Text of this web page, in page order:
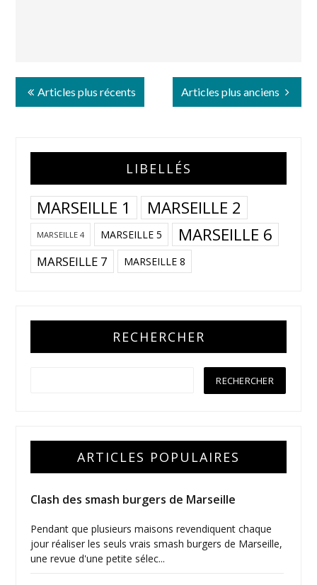
Articles plus récents Articles plus anciens
LIBELLÉS
MARSEILLE 1 MARSEILLE 2
MARSEILLE 4 MARSEILLE 5 MARSEILLE 6
MARSEILLE 7 MARSEILLE 8
RECHERCHER
ARTICLES POPULAIRES
Clash des smash burgers de Marseille
Pendant que plusieurs maisons revendiquent chaque
jour réaliser les seuls vrais smash burgers de Marseille,
une revue d'une petite sélec...